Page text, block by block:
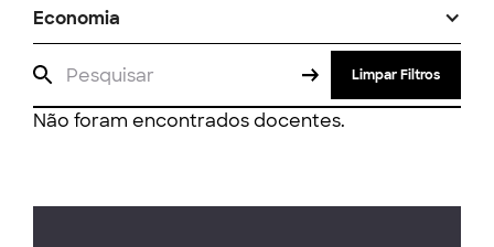
Economia
Limpar Filtros
Não foram encontrados docentes.